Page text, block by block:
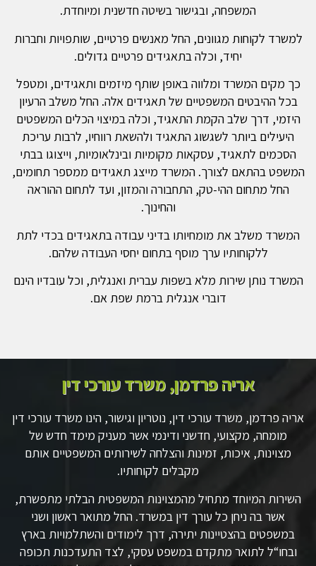
המשפחה, ובגישור בשיטה חדשנית ומיוחדת.
למשרד לקוחות מגוונים, החל מאנשים פרטיים, שותפויות וחברות
יחיד, וכלה בתאגידים פרטיים גדולים.
כך מקים המשרד ומלווה באופן שותף מיזמים ותאגידים, ומטפל
בכל ההיבטים המשפטיים של תאגידים אלה. החל משלב הרעיון
היזמי, דרך שלב הקמת התאגיד, וכלה במיצוי הכלים המשפטים
היעילים ביותר לשגשוג התאגיד ולהשאת רווחיו, לרבות עריכת
הסכמים לתאגיד, עסקאות מקומיות ובינלאומיות, וייצוגו בבתי
המשפט בהתאם לצורך. המשרד מייצג תאגידים ממספר תחומים,
החל מתחום ההי-טק, התחבורה והמזון, ועד לתחום ההוראה
והחינוך.
המשרד משלב את מומחיותו בדיני עבודה בתאגידים בכדי לתת
ללקוחותיו ערך מוסף בתחום יחסי העבודה שלהם.
המשרד נותן שירות מלא בשפות עברית ואנגלית, וכל עובדיו הינם
דוברי אנגלית ברמת שפת אם.
אריה פרדמן, משרד עורכי דין
אריה פרדמן, משרד עורכי דין, נוטריון וגישור, הינו משרד עורכי דין
מומחה, מקצועי, חדשני ודינמי אשר מעניק מימד חדש של
מצוינות, איכות, זמינות והצלחה לשירותים המשפטיים אותם
מקבלים לקוחותיו.
השירות המיוחד מתחיל מהמצוינות המשפטית הבלתי מתפשרת,
אשר בה ניחן כל עורך דין במשרד. החל מתואר ראשון ושני
במשפטים בהצטיינות יתירה, דרך לימודים והשתלמויות בארץ
ובחו“ל לתואר מתקדם במשפט עסקי, לצד התעדכנות תכופה